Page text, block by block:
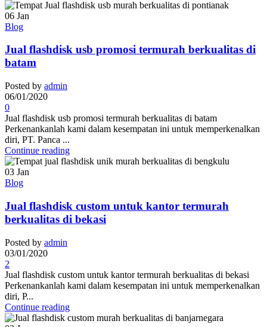
06 Jan
Blog
Jual flashdisk usb promosi termurah berkualitas di
batam
Posted by admin
06/01/2020
0
Jual flashdisk usb promosi termurah berkualitas di batam
Perkenankanlah kami dalam kesempatan ini untuk memperkenalkan
diri, PT. Panca ...
Continue reading
03 Jan
Blog
Jual flashdisk custom untuk kantor termurah
berkualitas di bekasi
Posted by admin
03/01/2020
2
Jual flashdisk custom untuk kantor termurah berkualitas di bekasi
Perkenankanlah kami dalam kesempatan ini untuk memperkenalkan
diri, P...
Continue reading